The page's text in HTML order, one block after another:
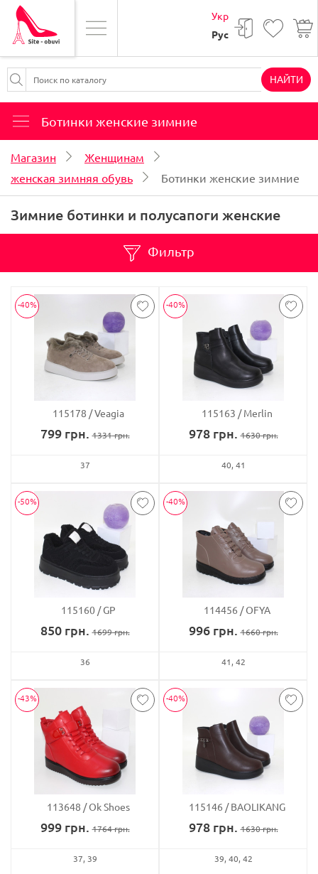
Укр
Рус
НАЙТИ
Ботинки женские зимние
Магазин
Женщинам
женская зимняя обувь
Ботинки женские зимние
Зимние ботинки и полусапоги женские
Фильтр
-40%
115178 Veagia
799грн. 1331грн.
37
-40%
115163 Merlin
978грн. 1630грн.
40 41
-50%
115160 GP
850грн. 1699грн.
36
-40%
114456 OFYA
996грн. 1660грн.
41 42
-43%
113648 Ok Shoes
999грн. 1764грн.
37 39
-40%
115146 BAOLIKANG
978грн. 1630грн.
39 40 42